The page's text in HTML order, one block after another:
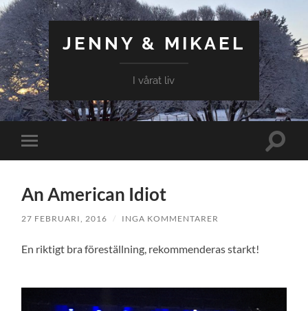
JENNY & MIKAEL
I vårat liv
Slå
på/av
Slå
An American Idiot
27 FEBRUARI, 2016 / INGA KOMMENTARER
En riktigt bra föreställning, rekommenderas starkt!